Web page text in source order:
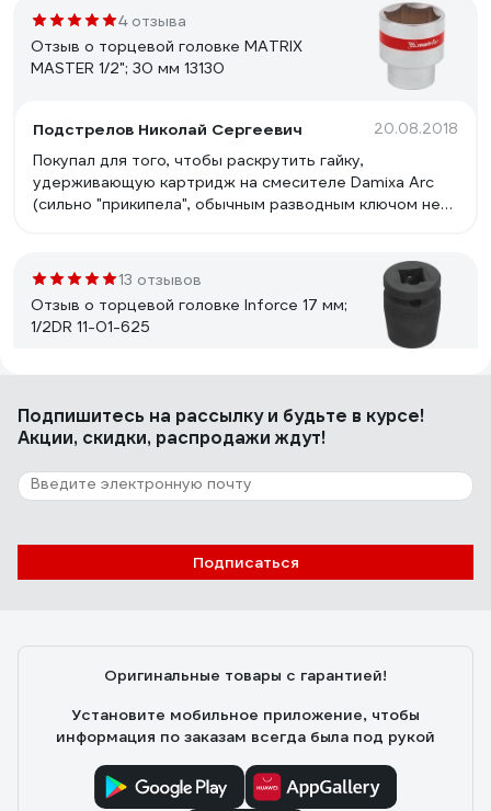
4 отзыва
Отзыв о торцевой головке MATRIX
MASTER 1/2"; 30 мм 13130
Подстрелов Николай Сергеевич 20.08.2018
Покупал для того, чтобы раскрутить гайку,
удерживающую картридж на смесителе Damixa Arc
(сильно "прикипела", обычным разводным ключом не
с "сертифицированным ключом" Damixa за 1500 руб :)
13 отзывов
Отзыв о торцевой головке Inforce 17 мм;
1/2DR 11-01-625
Отличный материал, силовой. Есть скос для работы в
трудных местах. Есть зубцы на гранях, для улучшения
Отзыв о бите GRAFF SW 8x45 мм
GBN0845
Дмитрий Морозов 23.08.2020
для домашнего применения самое то, основные
Подпишитесь на рассылкуи будьте в курсе!
Акции, скидки, распродажи ждут!
Подписаться
Оригинальные товары с гарантией!
Установите мобильное приложение, чтобы
информация по заказам всегда была под рукой